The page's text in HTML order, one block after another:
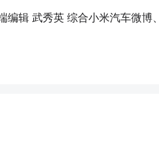
编辑 武秀英 综合小米汽车微博